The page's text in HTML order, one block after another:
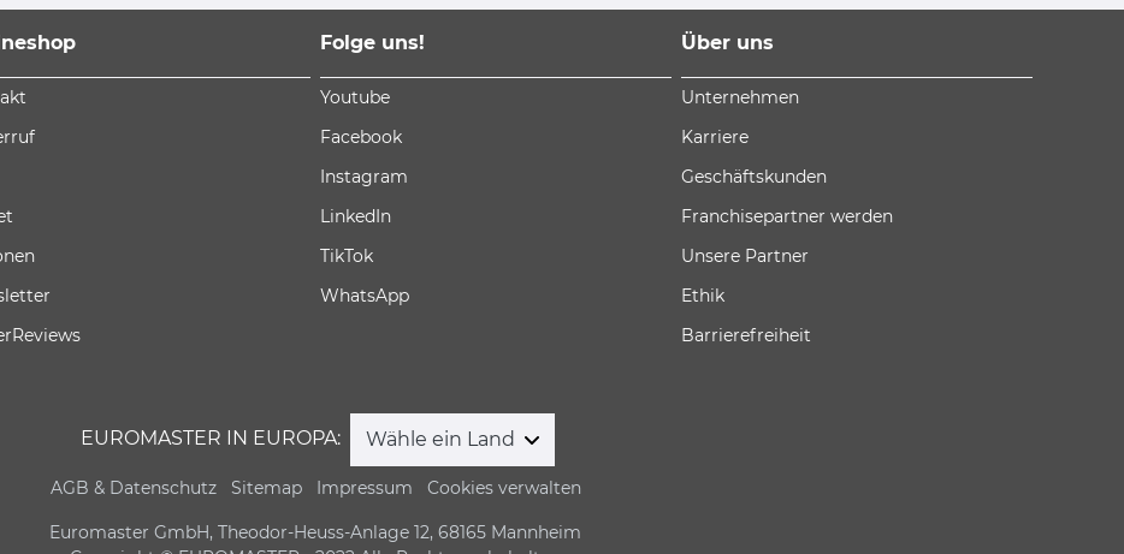
Folge uns!
Youtube
Facebook
Instagram
LinkedIn
TikTok
WhatsApp
Über uns
Unternehmen
Karriere
Geschäftskunden
Franchisepartner werden
Unsere Partner
Ethik
Barrierefreiheit
EUROMASTER IN EUROPA: Wähle ein Land
AGB & Datenschutz Sitemap Impressum Cookies verwalten
Euromaster GmbH, Theodor-Heuss-Anlage 12, 68165 Mannheim